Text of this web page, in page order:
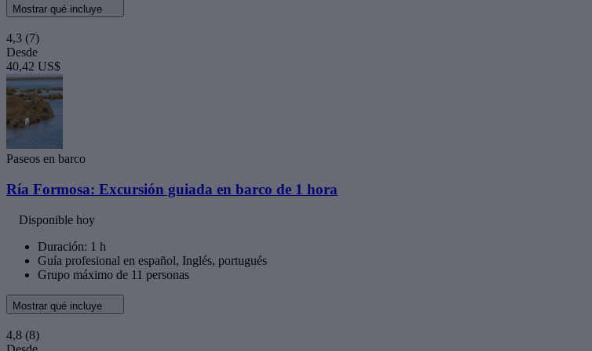
Mostrar qué incluye
4,3 (7)
Desde
40,42 US$
Paseos en barco
Ría Formosa: Excursión guiada en barco de 1 hora
Disponible hoy
Duración: 1 h
Guía profesional en español, Inglés, portugués
Grupo máximo de 11 personas
Mostrar qué incluye
4,8 (8)